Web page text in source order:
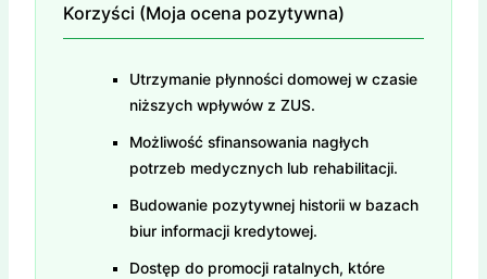
Korzyści (Moja ocena pozytywna)
Utrzymanie płynności domowej w czasie
niższych wpływów z ZUS.
Możliwość sfinansowania nagłych
potrzeb medycznych lub rehabilitacji.
Budowanie pozytywnej historii w bazach
biur informacji kredytowej.
Dostęp do promocji ratalnych, które